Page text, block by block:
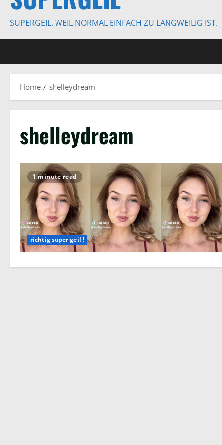
SUPERGEIL. WEIL NORMAL EINFACH ZU LANGWEILIG IST.
Home shelleydream
shelleydream
1 minute read
richtig super geil !